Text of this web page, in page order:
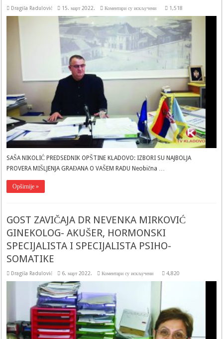
Dragiša Radulović 15. март 2022. Коментари су искљученина
NIKOLIĆ
PREDSEDNIK
OPŠTINE
KLADOVO:
IZBORI
PROVERA
MIŠLJENJA
O
VAŠEM
RADU
1,518
SAŠA NIKOLIĆ PREDSEDNIK OPŠTINE KLADOVO: IZBORI SU NAJBOLJA
PROVERA MIŠLJENJA GRAĐANA O VAŠEM RADU Neobična …
Opširnije »
GOST ZAVIČAJA DR NEVENKA MIRKOVIĆ
GINEKOLOG- AKUŠER, HORMONSKI
SPECIJALISTA I SPECIJALISTA PSIHO-
SOMATIKE
Dragiša Radulović 6. март 2022. Коментари су искљученина
MIRKOVIĆ
GINEKOLOG-
AKUŠER,
HORMONSKI
SPECIJALISTA
I
4,820